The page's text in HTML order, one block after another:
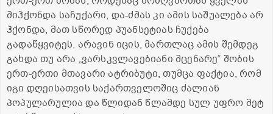
მიჰქონდა საჩუქარი, და-ძმას კი ამის საშუალება არ
ჰქონდა, მათ სწორედ პუანსეტიას ჩუქება
გადაწყვიტეს. არავინ იცის, მართლაც ამის შემდეგ
გახდა თუ არა „ვარსკვლავებიანი მცენარე“ შობის
ერთ-ერთი მთავარი ატრიბუტი, თუმცა ფაქტია, რომ
იგი დღეისათვის საქართველოშიც ძალიან
პოპულარულია და წლიდან წლამდე სულ უფრო მეტ